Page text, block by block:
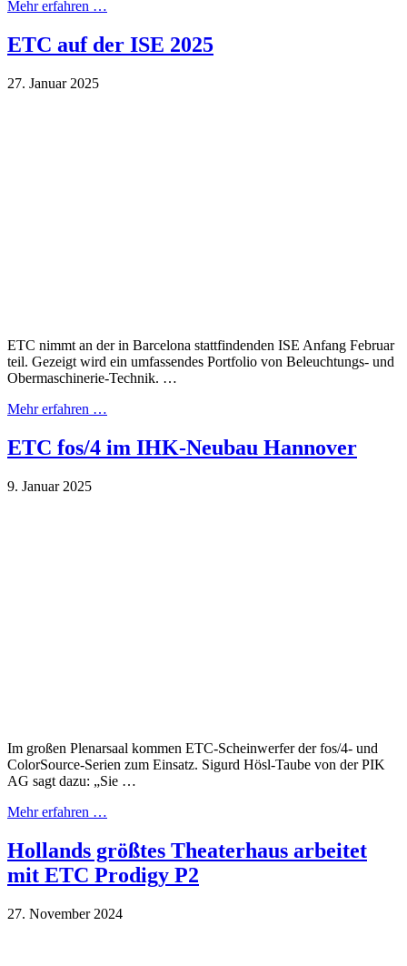
Mehr erfahren …
ETC auf der ISE 2025
27. Januar 2025
ETC nimmt an der in Barcelona stattfindenden ISE Anfang Februar
teil. Gezeigt wird ein umfassendes Portfolio von Beleuchtungs- und
Obermaschinerie-Technik. …
Mehr erfahren …
ETC fos/4 im IHK-Neubau Hannover
9. Januar 2025
Im großen Plenarsaal kommen ETC-Scheinwerfer der fos/4- und
ColorSource-Serien zum Einsatz. Sigurd Hösl-Taube von der PIK
AG sagt dazu: „Sie …
Mehr erfahren …
Hollands größtes Theaterhaus arbeitet
mit ETC Prodigy P2
27. November 2024